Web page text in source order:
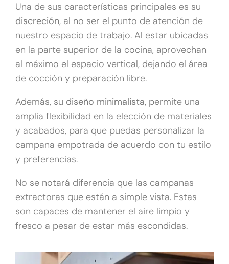
Una de sus características principales es su
discreción, al no ser el punto de atención de
nuestro espacio de trabajo. Al estar ubicadas
en la parte superior de la cocina, aprovechan
al máximo el espacio vertical, dejando el área
de cocción y preparación libre.
Además, su diseño minimalista, permite una
amplia flexibilidad en la elección de materiales
y acabados, para que puedas personalizar la
campana empotrada de acuerdo con tu estilo
y preferencias.
No se notará diferencia que las campanas
extractoras que están a simple vista. Estas
son capaces de mantener el aire limpio y
fresco a pesar de estar más escondidas.